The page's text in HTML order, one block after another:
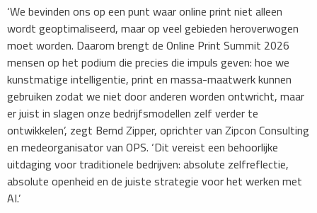
‘We bevinden ons op een punt waar online print niet alleen
wordt geoptimaliseerd, maar op veel gebieden heroverwogen
moet worden. Daarom brengt de Online Print Summit 2026
mensen op het podium die precies die impuls geven: hoe we
kunstmatige intelligentie, print en massa-maatwerk kunnen
gebruiken zodat we niet door anderen worden ontwricht, maar
er juist in slagen onze bedrijfsmodellen zelf verder te
ontwikkelen’, zegt Bernd Zipper, oprichter van Zipcon Consulting
en medeorganisator van OPS. ‘Dit vereist een behoorlijke
uitdaging voor traditionele bedrijven: absolute zelfreflectie,
absolute openheid en de juiste strategie voor het werken met
AI.’